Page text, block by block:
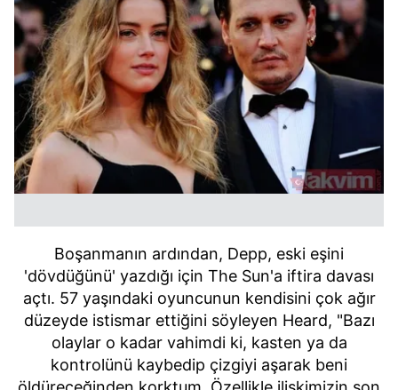
Boşanmanın ardından, Depp, eski eşini
'dövdüğünü' yazdığı için The Sun'a iftira davası
açtı. 57 yaşındaki oyuncunun kendisini çok ağır
düzeyde istismar ettiğini söyleyen Heard, "Bazı
olaylar o kadar vahimdi ki, kasten ya da
kontrolünü kaybedip çizgiyi aşarak beni